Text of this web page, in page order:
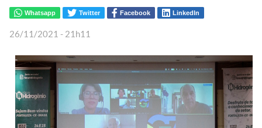
Whatsapp Twitter Facebook LinkedIn
26/11/2021 - 21h11